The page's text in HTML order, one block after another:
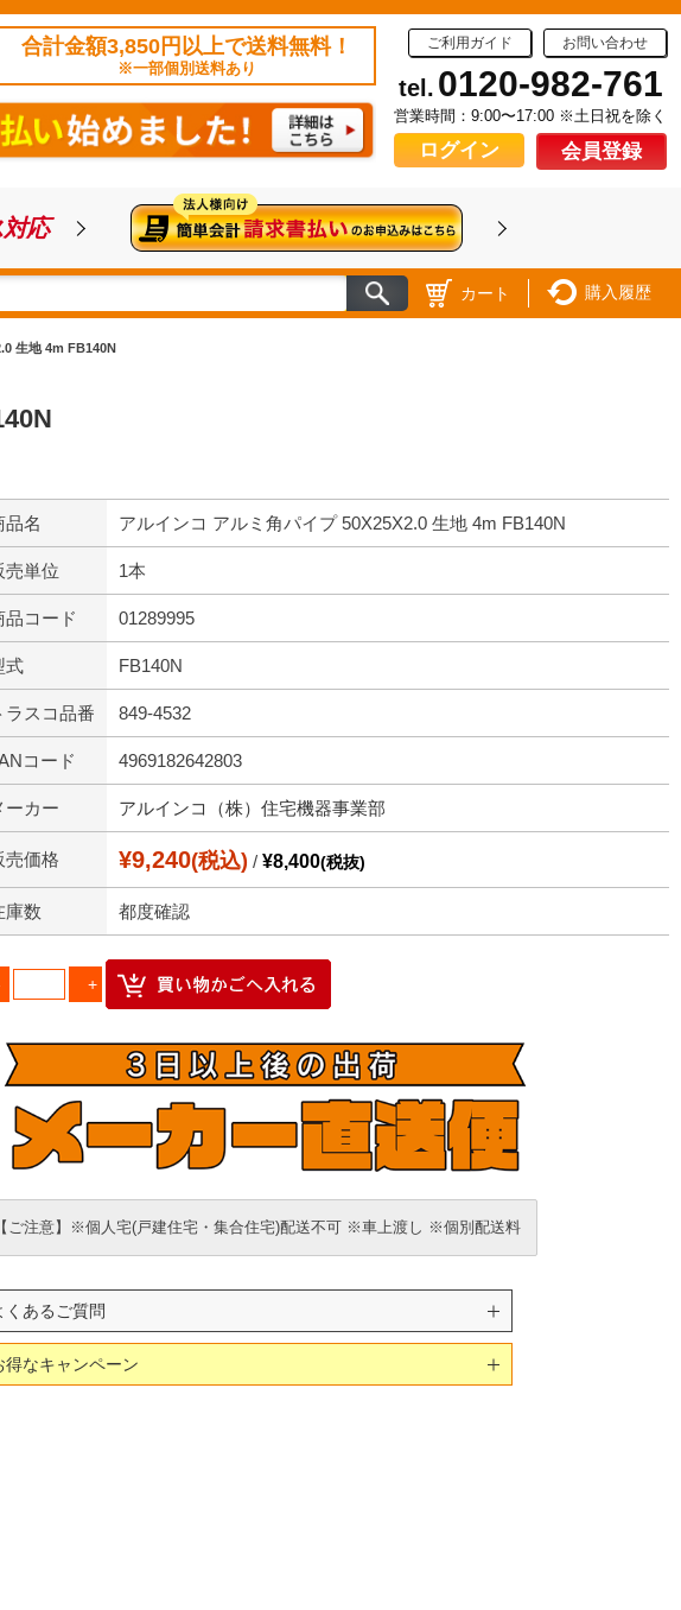
合計金額3,850円以上で送料無料！
※一部個別送料あり
ご利用ガイド お問い合わせ
tel. 0120-982-761
営業時間：9:00〜17:00 ※土日祝を除く
ログイン 会員登録
応
カート 購入履歴
生地 4m FB140N
品名 アルインコ アルミ角パイプ 50X25X2.0 生地 4m FB140N
売単位 1本
品コード 01289995
式 FB140N
ラスコ品番 849-4532
コード 4969182642803
ーカー アルインコ（株）住宅機器事業部
売価格 ¥9,240(税込) / ¥8,400(税抜)
庫数 都度確認
【ご注意】※個人宅(戸建住宅・集合住宅)配送不可 ※車上渡し ※個別配送料
くあるご質問
得なキャンペーン